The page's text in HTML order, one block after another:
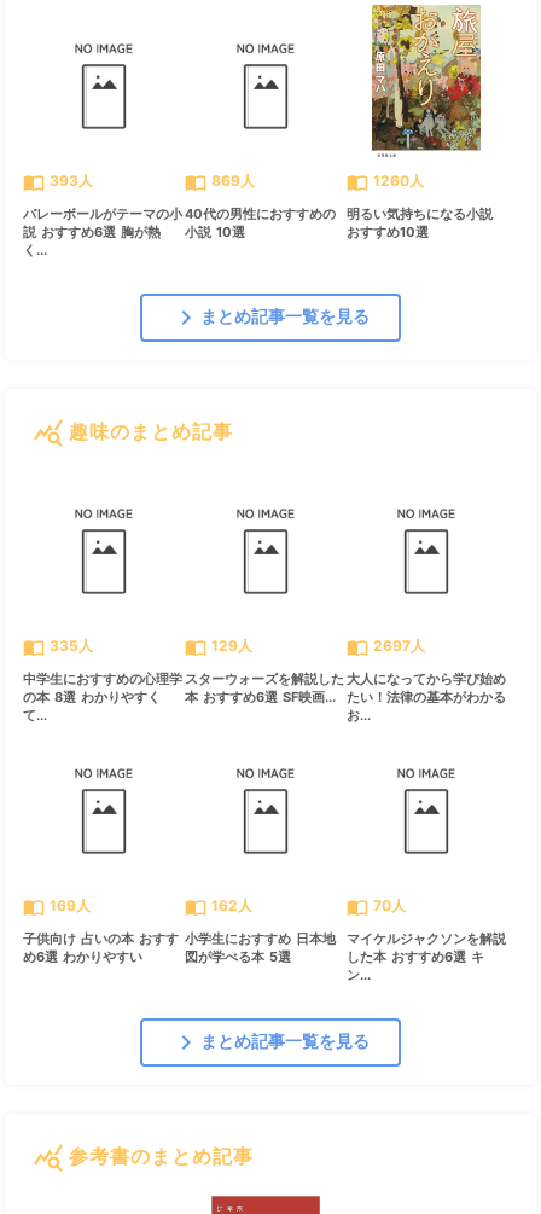
import_contacts 393人
バレーボールがテーマの小
説 おすすめ6選 胸が熱
く...
import_contacts 869人
40代の男性におすすめの
小説 10選
import_contacts 1260人
明るい気持ちになる小説
おすすめ10選
chevron_right まとめ記事一覧を見る
query_stats 趣味のまとめ記事
import_contacts 335人
中学生におすすめの心理学
の本 8選 わかりやすく
て...
import_contacts 129人
スターウォーズを解説した
本 おすすめ6選 SF映画...
import_contacts 2697人
大人になってから学び始め
たい！法律の基本がわかる
お...
import_contacts 169人
子供向け 占いの本 おすす
め6選 わかりやすい
import_contacts 162人
小学生におすすめ 日本地
図が学べる本 5選
import_contacts 70人
マイケルジャクソンを解説
した本 おすすめ6選 キ
ン...
chevron_right まとめ記事一覧を見る
query_stats 参考書のまとめ記事